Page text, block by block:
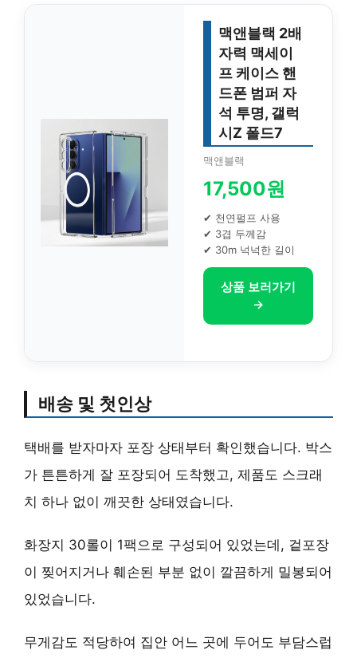
맥앤블랙 2배
자력 맥세이
프 케이스 핸
드폰 범퍼 자
석 투명, 갤럭
시Z 폴드7
맥앤블랙
17,500원
✔ 천연펄프 사용
✔ 3겹 두께감
✔ 30m 넉넉한 길이
상품 보러가기
→
배송 및 첫인상
택배를 받자마자 포장 상태부터 확인했습니다. 박스
가 튼튼하게 잘 포장되어 도착했고, 제품도 스크래
치 하나 없이 깨끗한 상태였습니다.
화장지 30롤이 1팩으로 구성되어 있었는데, 겉포장
이 찢어지거나 훼손된 부분 없이 깔끔하게 밀봉되어
있었습니다.
무게감도 적당하여 집안 어느 곳에 두어도 부담스럽